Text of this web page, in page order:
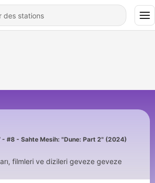
- #8 - Sahte Mesih: "Dune: Part 2" (2024)
filmleri ve dizileri geveze geveze